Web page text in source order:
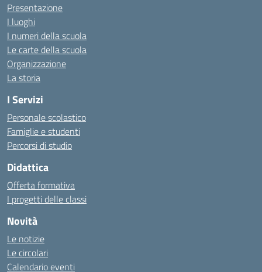
Presentazione
I luoghi
I numeri della scuola
Le carte della scuola
Organizzazione
La storia
I Servizi
Personale scolastico
Famiglie e studenti
Percorsi di studio
Didattica
Offerta formativa
I progetti delle classi
Novità
Le notizie
Le circolari
Calendario eventi